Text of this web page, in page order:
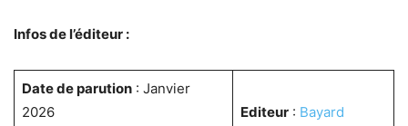
Infos de l’éditeur :
Date de parution: Janvier
2026
Editeur: Bayard